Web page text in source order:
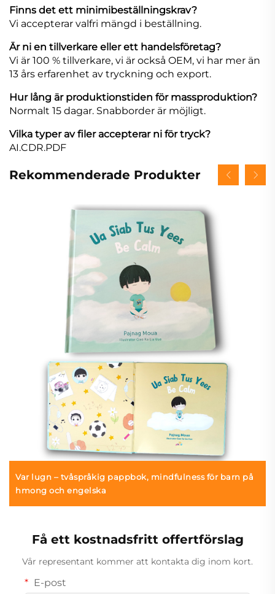
Finns det ett minimibeställningskrav?
Vi accepterar valfri mängd i beställning.
Är ni en tillverkare eller ett handelsföretag?
Vi är 100 % tillverkare, vi är också OEM, vi har mer än
13 års erfarenhet av tryckning och export.
Hur lång är produktionstiden för massproduktion?
Normalt 15 dagar. Snabborder är möjligt.
Vilka typer av filer accepterar ni för tryck?
AI.CDR.PDF
Rekommenderade Produkter
Var lugn – tvåspråkig pappbok, mindfulness för barn på
hmong och engelska
Få ett kostnadsfritt offertförslag
Vår representant kommer att kontakta dig inom kort.
E-post